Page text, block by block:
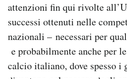
attenzioni fin qui rivolte
successi ottenuti nelle
nazionali – necessari per
e probabilmente anche per
calcio italiano, dove spesso